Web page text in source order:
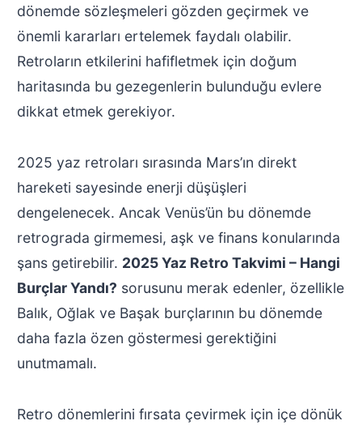
dönemde sözleşmeleri gözden geçirmek ve
önemli kararları ertelemek faydalı olabilir.
Retroların etkilerini hafifletmek için doğum
haritasında bu gezegenlerin bulunduğu evlere
dikkat etmek gerekiyor.
2025 yaz retroları sırasında Mars’ın direkt
hareketi sayesinde enerji düşüşleri
dengelenecek. Ancak Venüs’ün bu dönemde
retrograda girmemesi, aşk ve finans konularında
şans getirebilir. 2025 Yaz Retro Takvimi – Hangi
Burçlar Yandı? sorusunu merak edenler, özellikle
Balık, Oğlak ve Başak burçlarının bu dönemde
daha fazla özen göstermesi gerektiğini
unutmamalı.
Retro dönemlerini fırsata çevirmek için içe dönük